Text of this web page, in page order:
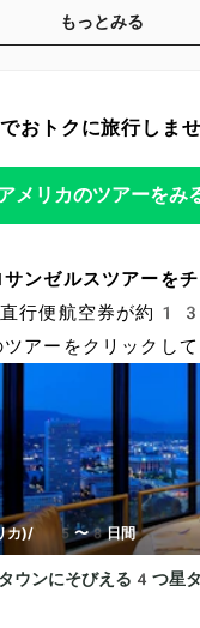
もっとみる
おトクに旅行しま
メリカのツアーをみ
サンゼルスツアーを
行便航空券が約13
アーをクリックして